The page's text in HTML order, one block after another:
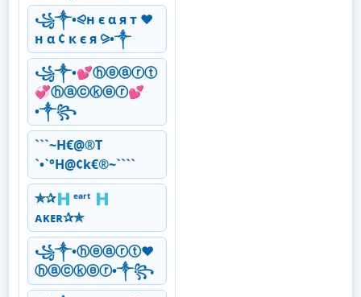
꧁༒•⪨н є α я т ❤
н α ¢ к є я ⪩•༒
꧁༒•💕ⓗⓔⓐⓡⓣ
💞ⓗⓐⓒⓚⓔⓡ💕
•༒꧂
```~H€@®T
`•`°H@¢k€®~````
✯︎✰︎🇭 ᵉᵃʳᵗ 🇭
ᴀᴋᴇʀ✰︎✯︎
꧁༒•ⓗⓔⓐⓡⓣ❤
ⓗⓐⓒⓚⓔⓡ•༒꧂